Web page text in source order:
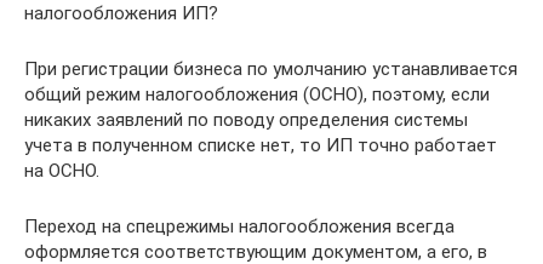
налогообложения ИП?
При регистрации бизнеса по умолчанию устанавливается
общий режим налогообложения (ОСНО), поэтому, если
никаких заявлений по поводу определения системы
учета в полученном списке нет, то ИП точно работает
на ОСНО.
Переход на спецрежимы налогообложения всегда
оформляется соответствующим документом, а его, в